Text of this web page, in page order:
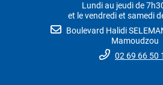
Lundi au jeudi de
et le vendredi et samedi
Boulevard Halidi
Mamoudzou
02 69 66 50